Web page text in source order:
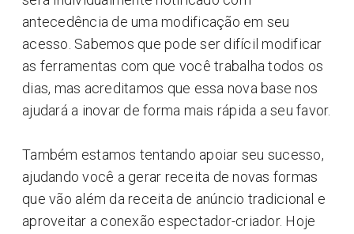
antecedência de uma modificação em seu
acesso. Sabemos que pode ser difícil modificar
as ferramentas com que você trabalha todos os
dias, mas acreditamos que essa nova base nos
ajudará a inovar de forma mais rápida a seu favor.
Também estamos tentando apoiar seu sucesso,
ajudando você a gerar receita de novas formas
que vão além da receita de anúncio tradicional e
aproveitar a conexão espectador-criador. Hoje